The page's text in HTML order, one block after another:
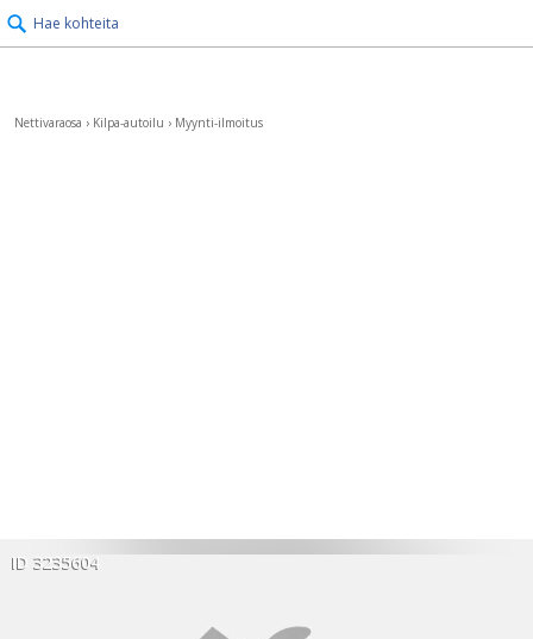
Hae kohteita
Nettivaraosa › Kilpa-autoilu › Myynti-ilmoitus
ID 3235604